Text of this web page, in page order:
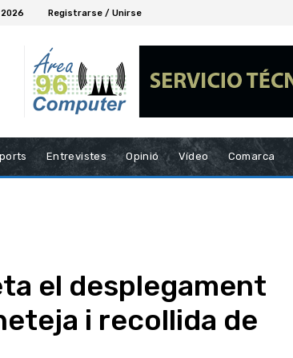
Registrarse / Unirse
Entrevistes Opinió Vídeo Comarca
el desplegament
i recollida de